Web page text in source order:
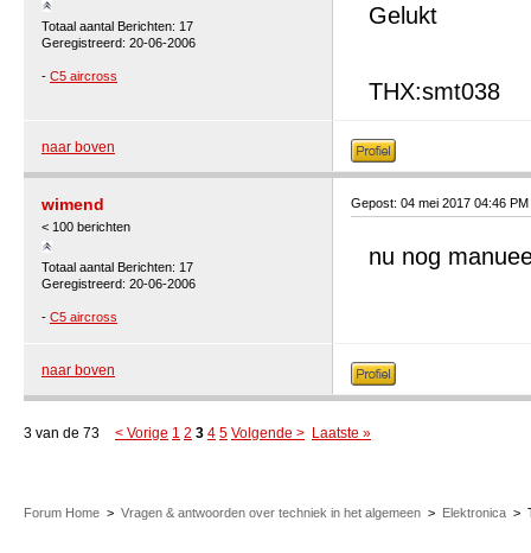
Totaal aantal Berichten: 17
Geregistreerd: 20-06-2006
- C5 aircross
Gelukt
THX:smt038
naar boven
wimend
< 100 berichten
Totaal aantal Berichten: 17
Geregistreerd: 20-06-2006
- C5 aircross
Gepost: 04 mei 2017 04:46 PM
nu nog
naar boven
3 van de 73 < Vorige 1 2 3 4 5 Volgende > Laatste »
Forum Home > Vragen & antwoorden over techniek in het algemeen > Elektronica >